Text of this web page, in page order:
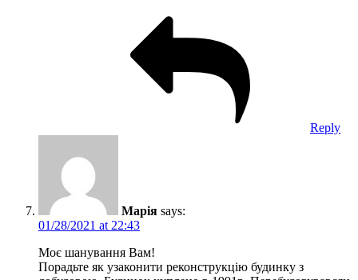
Reply
Марія says:
01/28/2021 at 22:43
Моє шанування Вам!
Порадьте як узаконити реконструкцію будинку з